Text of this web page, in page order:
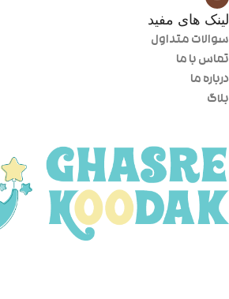
لینک های مفید
سوالات متداول
تماس با ما
درباره ما
بلاگ